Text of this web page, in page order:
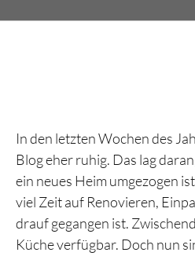
In den letzten Wochen des
Blog eher ruhig. Das lag
ein neues Heim umgezogen
viel Zeit auf Renovieren,
drauf gegangen ist.
Küche verfügbar. Doch nun